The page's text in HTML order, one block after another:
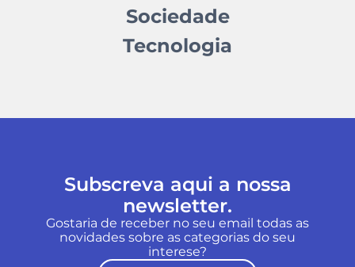
Sociedade
Tecnologia
Subscreva aqui a nossa
newsletter.
Gostaria de receber no seu email todas as
novidades sobre as categorias do seu
interese?